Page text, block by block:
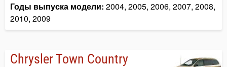
Годы выпуска модели: 2004, 2005, 2006, 2007, 2008,
2010, 2009
Chrysler Town Country